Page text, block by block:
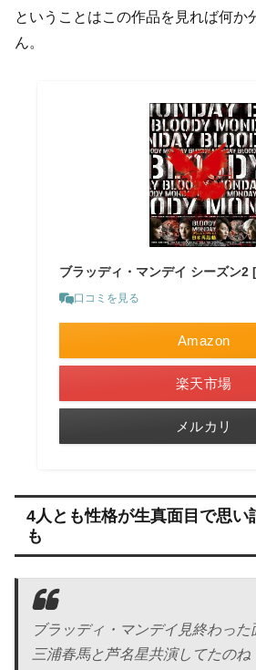
ということはこの作品を見れば何か
ん。
ブラッディ・マンデイ シーズン2
口コミを見る
Amazon
楽天市場
メルカリ
4人とも性格が生真面目で思い
も
ブラッディ・マンデイ見終わった
三浦春馬と芦名星共演してたのね